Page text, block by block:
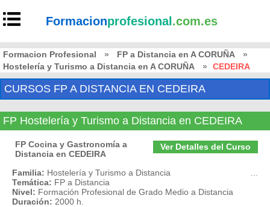
Formacionprofesional .com.es
Formacion Profesional » FP a Distancia en A CORUÑA
»
Hostelería y Turismo a Distancia en A CORUÑA
» CEDEIRA
CURSOS FP A DISTANCIA EN CEDEIRA
FP Hostelería y Turismo a Distancia en CEDEIRA
Ver Detalles del Curso
FP Cocina y Gastronomía a
Distancia en CEDEIRA
Familia: Hostelería y Turismo a Distancia
Temática: FP a Distancia
Nivel: Formación Profesional de Grado Medio a Distancia
Duración: 2000 h.